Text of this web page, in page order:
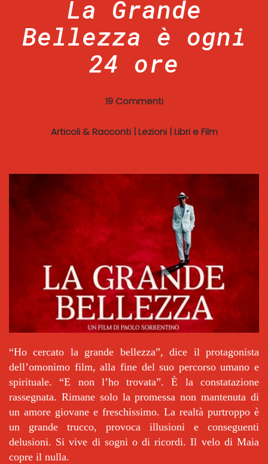
La Grande
Bellezza è ogni
24 ore
19 Commenti
Articoli & Racconti| Lezioni| Libri e Film
“Ho cercato la grande bellezza”, dice il protagonista
dell’omonimo film, alla fine del suo percorso umano e
spirituale. “E non l’ho trovata”. È la constatazione
rassegnata. Rimane solo la promessa non mantenuta di
un amore giovane e freschissimo. La realtà purtroppo è
un grande trucco, provoca illusioni e conseguenti
delusioni. Si vive di sogni o di ricordi. Il velo di Maia
copre il nulla.